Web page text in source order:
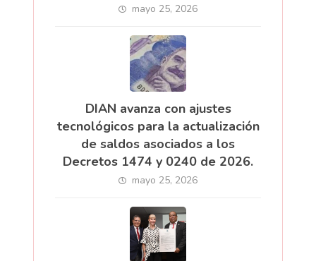
mayo 25, 2026
DIAN avanza con ajustes
tecnológicos para la actualización
de saldos asociados a los
Decretos 1474 y 0240 de 2026.
mayo 25, 2026